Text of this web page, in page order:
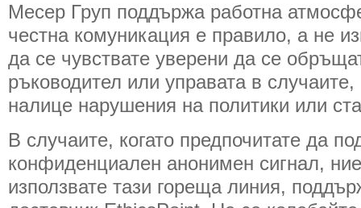
Месер Груп поддържа работна
честна комуникация е правило, а не
да се чувствате уверени да се
ръководител или управата в случаите,
налице нарушения на политики или
В случаите, когато предпочитате да
конфиденциален анонимен сигнал,
използвате тази гореща линия,